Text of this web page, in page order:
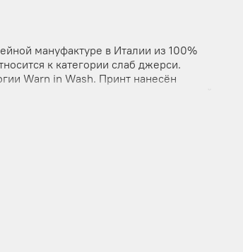
мануфактуре в Италии из 100%
к категории слаб джерси.
Warn in Wash. Принт нанесён